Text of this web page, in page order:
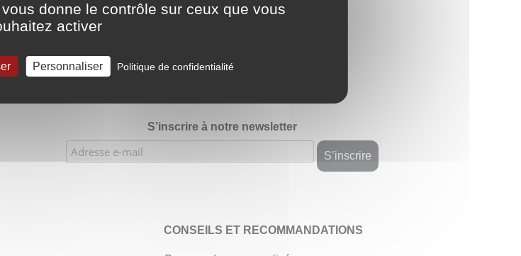
notre boutique Etsy : 900 ventes, 294 avis
S’inscrire à notre newsletter
CONSEILS ET RECOMMANDATIONS
donne le contrôle sur ceux que vous
activer
Personnaliser Politique de confidentialité